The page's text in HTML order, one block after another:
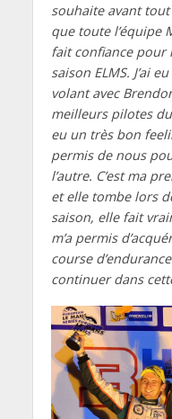
souhaite avant
que toute l’équipe
fait confiance pour
saison ELMS. J’ai
volant avec
meilleurs pilotes
eu un très bon
permis de nous
l’autre. C’est ma
et elle tombe lors
saison, elle fait
m’a permis
course
continuer dans